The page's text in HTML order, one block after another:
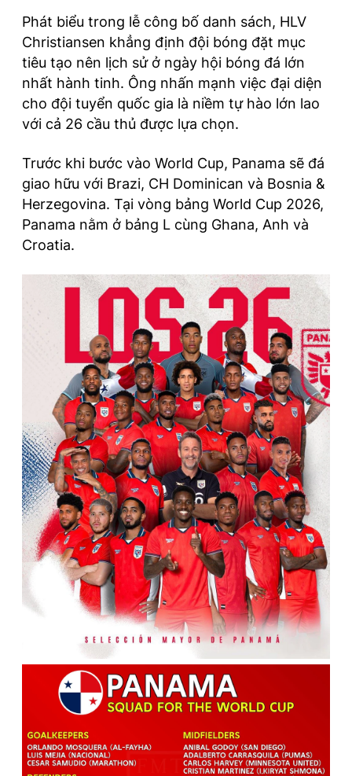
Phát biểu trong lễ công bố danh sách, HLV
Christiansen khẳng định đội bóng đặt mục
tiêu tạo nên lịch sử ở ngày hội bóng đá lớn
nhất hành tinh. Ông nhấn mạnh việc đại diện
cho đội tuyển quốc gia là niềm tự hào lớn lao
với cả 26 cầu thủ được lựa chọn.
Trước khi bước vào World Cup, Panama sẽ đá
giao hữu với Brazi, CH Dominican và Bosnia &
Herzegovina. Tại vòng bảng World Cup 2026,
Panama nằm ở bảng L cùng Ghana, Anh và
Croatia.